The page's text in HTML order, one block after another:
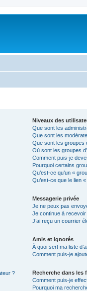
?
Niveaux des
Que sont les
Que sont les
Que sont les groupes
Où sont les groupes
Comment puis-je
Pourquoi certains
Qu’est-ce qu’un «
Qu’est-ce que le lien «
Messagerie privée
Je ne peux pas
Je continue à
J’ai reçu un courrier
Amis et ignorés
À quoi sert ma liste
Comment puis-je
Recherche dans les
Comment puis-je
Pourquoi ma